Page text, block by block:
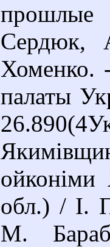
Сердюк,
Хоменко.
палаты
ойконіми
обл.) / І.
М.